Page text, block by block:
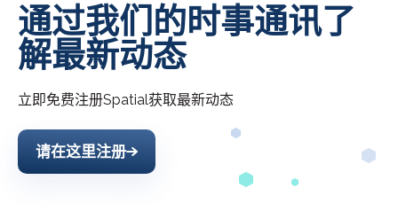
通过我们的时事通讯了
解最新动态
立即免费注册Spatial获取最新动态
请在这里注册